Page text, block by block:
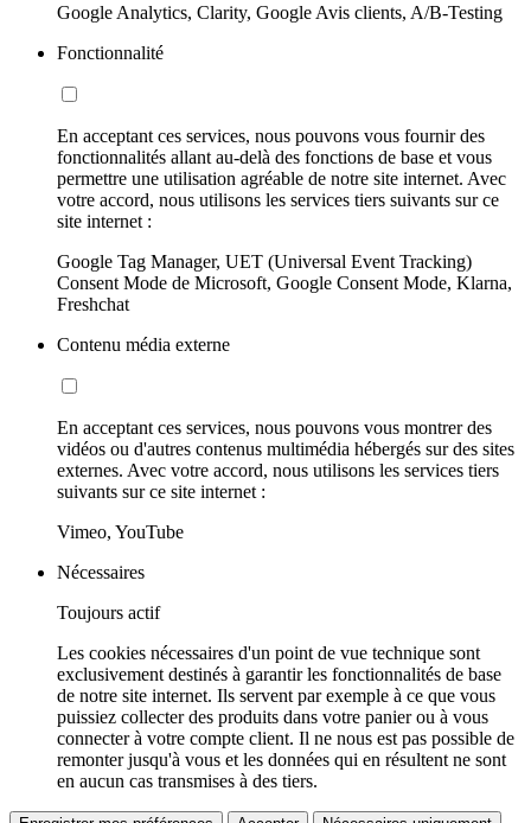
Google Analytics, Clarity, Google Avis clients, A/B-Testing
Fonctionnalité
En acceptant ces services, nous pouvons vous fournir des
fonctionnalités allant au-delà des fonctions de base et vous
permettre une utilisation agréable de notre site internet. Avec
votre accord, nous utilisons les services tiers suivants sur ce
site internet :
Google Tag Manager, UET (Universal Event Tracking)
Consent Mode de Microsoft, Google Consent Mode, Klarna,
Freshchat
Contenu média externe
En acceptant ces services, nous pouvons vous montrer des
vidéos ou d'autres contenus multimédia hébergés sur des sites
externes. Avec votre accord, nous utilisons les services tiers
suivants sur ce site internet :
Vimeo, YouTube
Nécessaires
Toujours actif
Les cookies nécessaires d'un point de vue technique sont
exclusivement destinés à garantir les fonctionnalités de base
de notre site internet. Ils servent par exemple à ce que vous
puissiez collecter des produits dans votre panier ou à vous
connecter à votre compte client. Il ne nous est pas possible de
remonter jusqu'à vous et les données qui en résultent ne sont
en aucun cas transmises à des tiers.